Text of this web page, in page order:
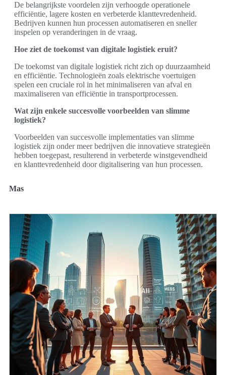
De belangrijkste voordelen zijn verhoogde operationele
efficiëntie, lagere kosten en verbeterde klanttevredenheid.
Bedrijven kunnen hun processen automatiseren en sneller
inspelen op veranderingen in de vraag.
Hoe ziet de toekomst van digitale logistiek eruit?
De toekomst van digitale logistiek richt zich op duurzaamheid
en efficiëntie. Technologieën zoals elektrische voertuigen
spelen een cruciale rol in het minimaliseren van afval en
maximaliseren van efficiëntie in transportprocessen.
Wat zijn enkele succesvolle voorbeelden van slimme
logistiek?
Voorbeelden van succesvolle implementaties van slimme
logistiek zijn onder meer bedrijven die innovatieve strategieën
hebben toegepast, resulterend in verbeterde winstgevendheid
en klanttevredenheid door digitalisering van hun processen.
Mas